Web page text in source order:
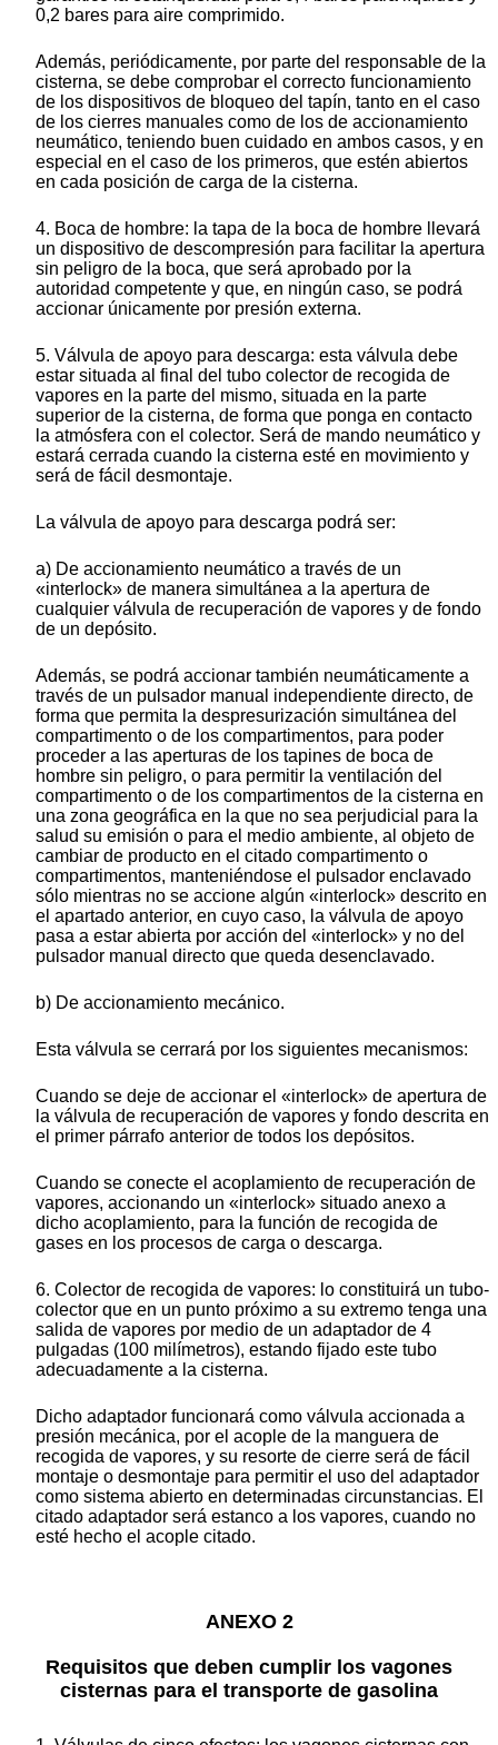
0,2 bares para aire comprimido.
Además, periódicamente, por parte del responsable de la
cisterna, se debe comprobar el correcto funcionamiento
de los dispositivos de bloqueo del tapín, tanto en el caso
de los cierres manuales como de los de accionamiento
neumático, teniendo buen cuidado en ambos casos, y en
especial en el caso de los primeros, que estén abiertos
en cada posición de carga de la cisterna.
4. Boca de hombre: la tapa de la boca de hombre llevará
un dispositivo de descompresión para facilitar la apertura
sin peligro de la boca, que será aprobado por la
autoridad competente y que, en ningún caso, se podrá
accionar únicamente por presión externa.
5. Válvula de apoyo para descarga: esta válvula debe
estar situada al final del tubo colector de recogida de
vapores en la parte del mismo, situada en la parte
superior de la cisterna, de forma que ponga en contacto
la atmósfera con el colector. Será de mando neumático y
estará cerrada cuando la cisterna esté en movimiento y
será de fácil desmontaje.
La válvula de apoyo para descarga podrá ser:
a) De accionamiento neumático a través de un
«interlock» de manera simultánea a la apertura de
cualquier válvula de recuperación de vapores y de fondo
de un depósito.
Además, se podrá accionar también neumáticamente a
través de un pulsador manual independiente directo, de
forma que permita la despresurización simultánea del
compartimento o de los compartimentos, para poder
proceder a las aperturas de los tapines de boca de
hombre sin peligro, o para permitir la ventilación del
compartimento o de los compartimentos de la cisterna en
una zona geográfica en la que no sea perjudicial para la
salud su emisión o para el medio ambiente, al objeto de
cambiar de producto en el citado compartimento o
compartimentos, manteniéndose el pulsador enclavado
sólo mientras no se accione algún «interlock» descrito en
el apartado anterior, en cuyo caso, la válvula de apoyo
pasa a estar abierta por acción del «interlock» y no del
pulsador manual directo que queda desenclavado.
b) De accionamiento mecánico.
Esta válvula se cerrará por los siguientes mecanismos:
Cuando se deje de accionar el «interlock» de apertura de
la válvula de recuperación de vapores y fondo descrita en
el primer párrafo anterior de todos los depósitos.
Cuando se conecte el acoplamiento de recuperación de
vapores, accionando un «interlock» situado anexo a
dicho acoplamiento, para la función de recogida de
gases en los procesos de carga o descarga.
6. Colector de recogida de vapores: lo constituirá un tubo-
colector que en un punto próximo a su extremo tenga una
salida de vapores por medio de un adaptador de 4
pulgadas (100 milímetros), estando fijado este tubo
adecuadamente a la cisterna.
Dicho adaptador funcionará como válvula accionada a
presión mecánica, por el acople de la manguera de
recogida de vapores, y su resorte de cierre será de fácil
montaje o desmontaje para permitir el uso del adaptador
como sistema abierto en determinadas circunstancias. El
citado adaptador será estanco a los vapores, cuando no
esté hecho el acople citado.
ANEXO 2
Requisitos que deben cumplir los vagones
cisternas para el transporte de gasolina